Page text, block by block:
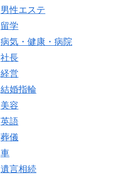
男性エステ
留学
病気・健康・病院
社長
経営
結婚指輪
美容
英語
葬儀
車
遺言相続